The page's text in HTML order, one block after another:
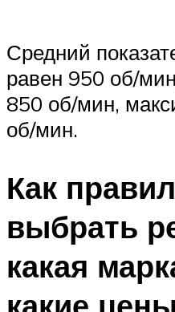
Средний
равен 950 об/
850 об/мин,
об/мин.
Как
выбрать
какая